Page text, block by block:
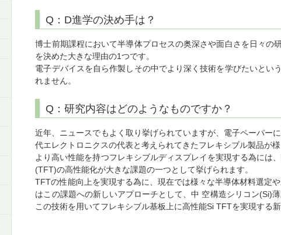
Q：D進学の決め手は？
博士前期課程において半導体プロセスの奥深さや面白さを日々の
を決めた大きな理由の1つです。
電子デバイスを自ら作製しその中でより深く技術を学びたいとい
れません。
Q：研究内容はどのようなものですか？
近年、ニュースでもよく取り挙げられていますが、電子ペーパー
代エレクトロニクスの代表と考えられてきたフレキシブル製品が
より高い性能を持つフレキシブルディスプレイを実現する為には
(TFT)の高性能化が大きな課題の一つとして挙げられます。
TFTの性能向上を実現する為に、現在では様々な半導体材料選定
はこの課題への新しいアプローチとして、中 空構造シリコン(Si)
この技術を用いてフレキシブル基板上に高性能Si TFTを実現する